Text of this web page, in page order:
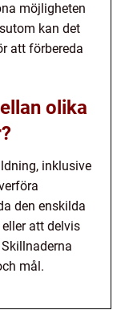
möjligheten
kan det
att förbereda
olika
inklusive
den enskilda
att delvis
mål.